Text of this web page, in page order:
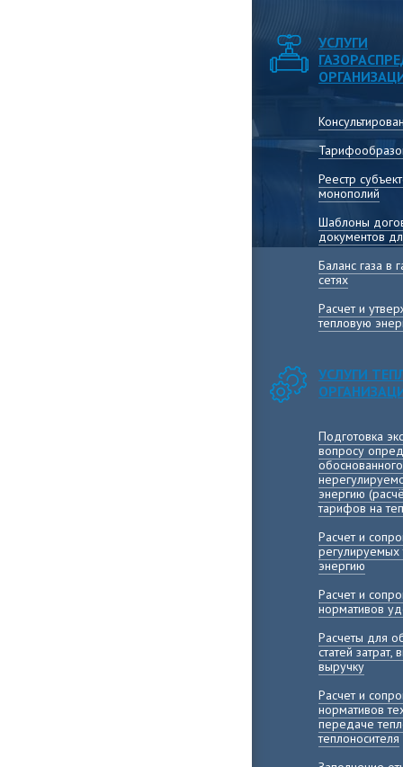
УСЛУГИ
Реестр
монополий
Шаблоны
документов
Баланс газа в
сетях
Расчет и
тепловую
УСЛУГИ
Подготовка
вопросу
энергию
тарифов на
Расчет и
энергию
Расчет и
нормативов
Расчеты для
статей
выручку
Расчет и
нормативов
передаче
теплоносителя